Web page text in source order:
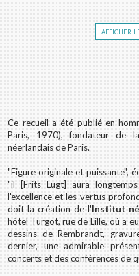
afficher
Ce recueil a été publié en
Paris, 1970), fondateur de
néerlandais de Paris.
"Figure originale et puissante",
"il [Frits Lugt] aura
l'excellence et les vertus
doit la création de l'Institut
hôtel Turgot, rue de Lille, où a
dessins de Rembrandt,
dernier, une admirable
concerts et des conférences de